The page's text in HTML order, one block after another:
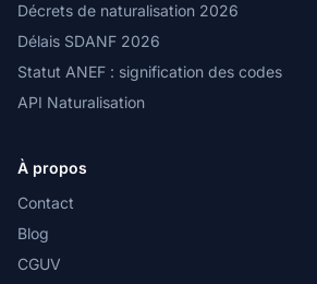
Décrets de naturalisation 2026
Délais SDANF 2026
Statut ANEF : signification des codes
API Naturalisation
À propos
Contact
Blog
CGUV